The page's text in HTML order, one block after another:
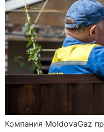
Компания MoldovaGaz